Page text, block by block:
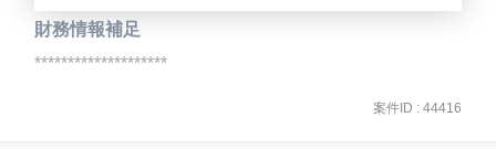
財務情報補足
********************
案件ID : 44416